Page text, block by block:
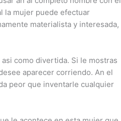
la mujer puede efectuar
materialista y interesada,
como divertida. Si le mostras
aparecer corriendo. An el
peor que inventarle cualquier